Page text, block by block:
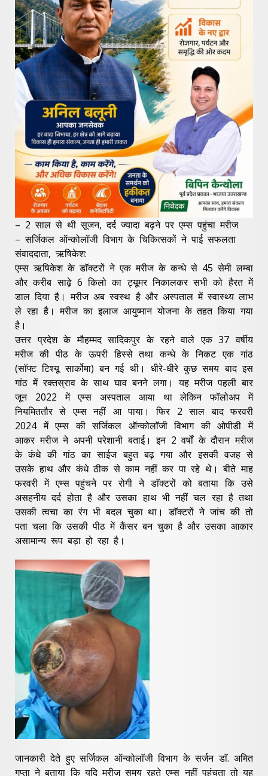
– 2 साल से थी सूजन, दर्द ज्यादा बढ़ने पर एम्स पहुंचा मरीज
– सर्जिकल ऑन्कोलॉजी विभाग के चिकित्सकों ने पाई सफलता
संवाददाता, ऋषिकेश:
एम्स ऋषिकेश के डाॅक्टरों ने एक मरीज के कन्धे से 45 सेमी लम्बा
और करीब साढ़े 6 किलो का ट्यूमर निकालकर सभी को हैरत में
डाल दिया है। मरीज अब स्वस्थ है और अस्पताल में स्वास्थ्य लाभ
ले रहा है। मरीज का इलाज आयुष्मान योजना के तहत किया गया
है।
उत्तर प्रदेश के मौहम्मद सादिकपुर के रहने वाले एक 37 वर्षीय
मरीज की पीठ के ऊपरी हिस्से तथा कन्धे के निकट एक गांठ
(साॅफ्ट टिश्यू सार्कोमा) बन गई थी। धीरे-धीरे कुछ समय बाद इस
गांठ में रक्तस्राव के साथ घाव बनने लगा। यह मरीज पहली बार
जून 2022 में एम्स अस्पताल आया था लेकिन फॉलोअप में
नियमिततौर से एम्स नहीं आ पाया। फिर 2 साल बाद फरवरी
2024 में एम्स की सर्जिकल ऑन्कोलाॅजी विभाग की ओपीडी में
आकर मरीज ने अपनी परेशानी बताई। इन 2 वर्षों के दौरान मरीज
के कंधे की गांठ का साईज बहुत बढ़ गया और इसकी वजह से
उसके हाथ और कंधे ठीक से काम नहीं कर पा रहे थे। बीते माह
फरवरी में एम्स पहुंचने पर रोगी ने डाॅक्टरों को बताया कि उसे
असहनीय दर्द होता है और उसका हाथ भी नहीं चल रहा है तथा
उसकी त्वचा का रंग भी बदल चुका था। डाॅक्टरों ने जांच की तो
पता चला कि उसकी पीठ में कैंसर बन चुका है और उसका आकार
असामान्य रूप बड़ा हो रहा है।
जानकारी देते हुए सर्जिकल ऑन्कोलाॅजी विभाग के सर्जन डाॅ. अमित
गुप्ता ने बताया कि यदि मरीज समय रहते एम्स नहीं पहुंचता तो यह